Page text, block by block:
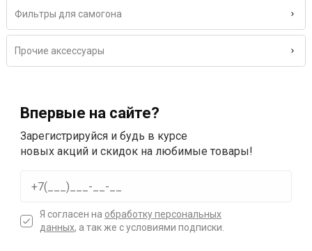
Фильтры для самогона
Прочие аксессуары
Впервые на сайте?
Зарегистрируйся и будь в курсе
новых акций и скидок на любимые товары!
Я согласен на обработку персональных
данных, а так же с условиями подписки.